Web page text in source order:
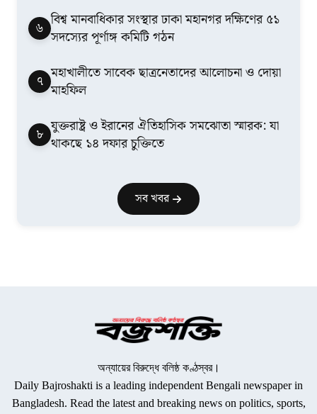
৬ বিশ্ব মানবাধিকার সংস্থার ঢাকা মহানগর দক্ষিণের ৫১
সদস্যের পূর্ণাঙ্গ কমিটি গঠন
৭ মহাখালীতে সাবেক ছাত্রনেতাদের আলোচনা ও দোয়া
মাহফিল
৮ যুক্তরাষ্ট্র ও ইরানের ঐতিহাসিক সমঝোতা স্মারক: যা
থাকছে ১৪ দফার চুক্তিতে
সব খবর
অন্যায়ের বিরুদ্ধে বলিষ্ঠ কণ্ঠস্বর।
Daily Bajroshakti is a leading independent Bengali newspaper in
Bangladesh. Read the latest and breaking news on politics, sports,